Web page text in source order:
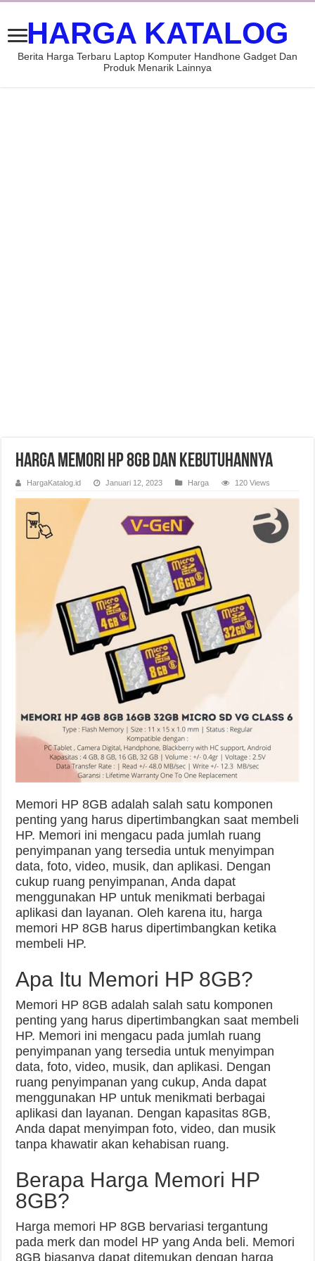
HARGA KATALOG
Berita Harga Terbaru Laptop Komputer Handhone Gadget Dan
Produk Menarik Lainnya
Harga Memori HP 8GB dan Kebutuhannya
HargaKatalog.id Januari 12, 2023 Harga 120 Views
Memori HP 8GB adalah salah satu komponen
penting yang harus dipertimbangkan saat membeli
HP. Memori ini mengacu pada jumlah ruang
penyimpanan yang tersedia untuk menyimpan
data, foto, video, musik, dan aplikasi. Dengan
cukup ruang penyimpanan, Anda dapat
menggunakan HP untuk menikmati berbagai
aplikasi dan layanan. Oleh karena itu, harga
memori HP 8GB harus dipertimbangkan ketika
membeli HP.
Apa Itu Memori HP 8GB?
Memori HP 8GB adalah salah satu komponen
penting yang harus dipertimbangkan saat membeli
HP. Memori ini mengacu pada jumlah ruang
penyimpanan yang tersedia untuk menyimpan
data, foto, video, musik, dan aplikasi. Dengan
ruang penyimpanan yang cukup, Anda dapat
menggunakan HP untuk menikmati berbagai
aplikasi dan layanan. Dengan kapasitas 8GB,
Anda dapat menyimpan foto, video, dan musik
tanpa khawatir akan kehabisan ruang.
Berapa Harga Memori HP
8GB?
Harga memori HP 8GB bervariasi tergantung
pada merk dan model HP yang Anda beli. Memori
8GB biasanya dapat ditemukan dengan harga